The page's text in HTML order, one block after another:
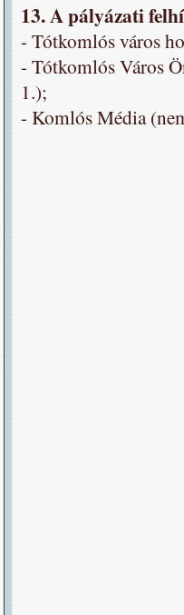
13. A pályázati
- Tótkomlós város
- Tótkomlós Város
1.);
- Komlós Média